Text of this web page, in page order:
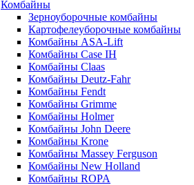
Комбайны
Зерноуборочные комбайны
Картофелеуборочные комбайны
Комбайны ASA-Lift
Комбайны Case IH
Комбайны Claas
Комбайны Deutz-Fahr
Комбайны Fendt
Комбайны Grimme
Комбайны Holmer
Комбайны John Deere
Комбайны Krone
Комбайны Massey Ferguson
Комбайны New Holland
Комбайны ROPA